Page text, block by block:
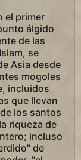
el primer
álgido
de las
se
Asia desde
mogoles
incluidos
que llevan
los santos
riqueza de
incluso
de